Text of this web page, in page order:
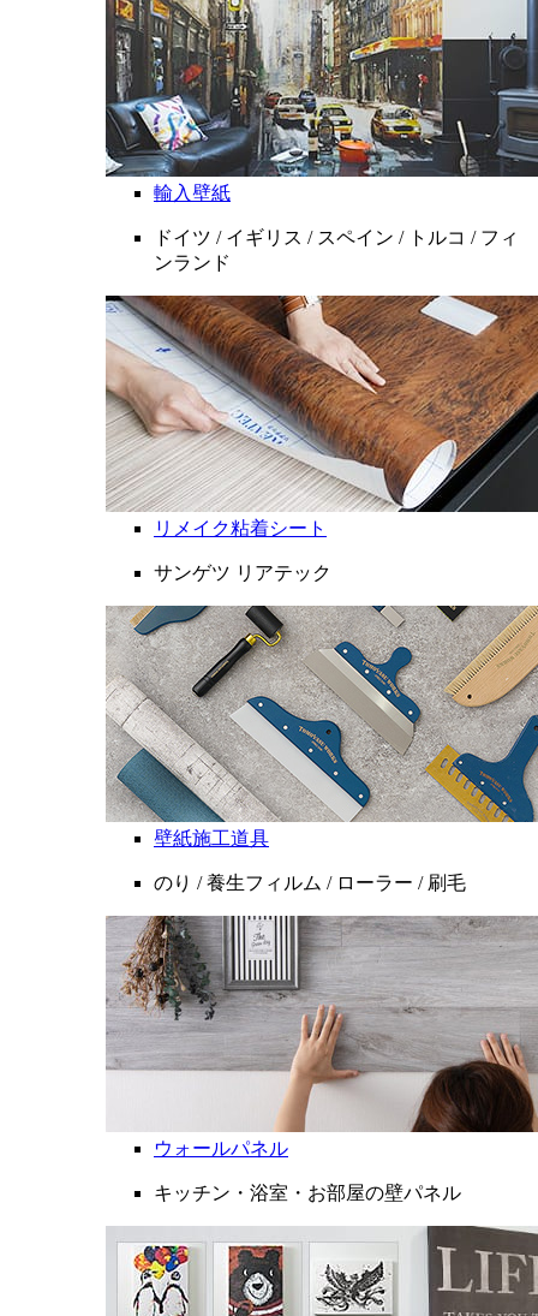
輸入壁紙
ドイツ / イギリス / スペイン / トルコ / フィ
ンランド
リメイク粘着シート
サンゲツ リアテック
壁紙施工道具
のり / 養生フィルム / ローラー / 刷毛
ウォールパネル
キッチン・浴室・お部屋の壁パネル